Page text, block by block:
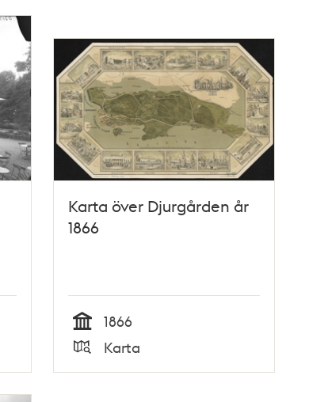
Karta över Djurgården år
1866
Tid
1866
Karta